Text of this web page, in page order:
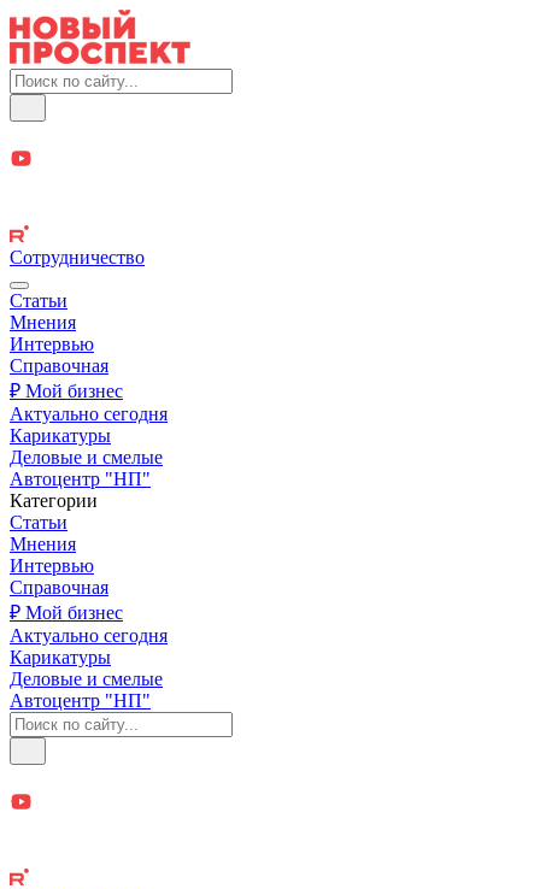
Сотрудничество
Статьи
Мнения
Интервью
Справочная
₽ Мой бизнес
Актуально сегодня
Карикатуры
Деловые и смелые
Автоцентр "НП"
Категории
Статьи
Мнения
Интервью
Справочная
₽ Мой бизнес
Актуально сегодня
Карикатуры
Деловые и смелые
Автоцентр "НП"